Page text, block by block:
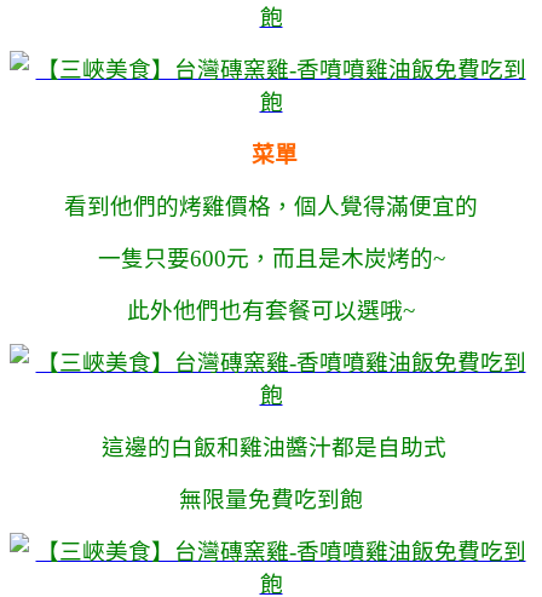
菜單
看到他們的烤雞價格，個人覺得滿便宜的
一隻只要600元，而且是木炭烤的~
此外他們也有套餐可以選哦~
這邊的白飯和雞油醬汁都是自助式
無限量免費吃到飽